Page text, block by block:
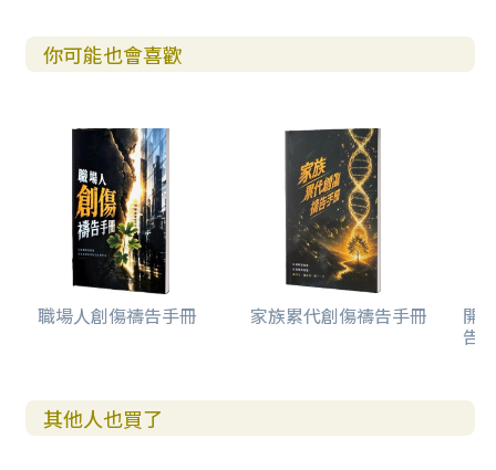
你可能也會喜歡
職場人創傷禱告手冊 家族累代創傷禱告手冊 開
告(
其他人也買了